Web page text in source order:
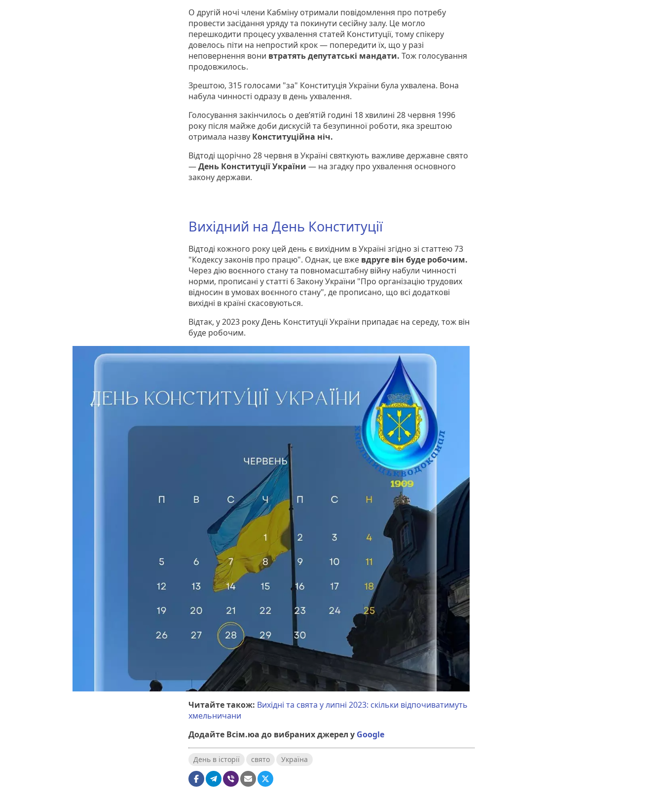
О другій ночі члени Кабміну отримали повідомлення про потребу
провести засідання уряду та покинути сесійну залу. Це могло
перешкодити процесу ухвалення статей Конституції, тому спікеру
довелось піти на непростий крок — попередити їх, що у разі
неповернення вони втратять депутатські мандати. Тож голосування
продовжилось.
Зрештою, 315 голосами "за" Конституція України була ухвалена. Вона
набула чинності одразу в день ухвалення.
Голосування закінчилось о дев’ятій годині 18 хвилині 28 червня 1996
року після майже доби дискусій та безупинної роботи, яка зрештою
отримала назву Конституційна ніч.
Відтоді щорічно 28 червня в Україні святкують важливе державне свято
—День Конституції України — на згадку про ухвалення основного
закону держави.
Вихідний на День Конституції
Відтоді кожного року цей день є вихідним в Україні згідно зі статтею 73
"Кодексу законів про працю". Однак, це вже вдруге він буде робочим.
Через дію воєнного стану та повномасштабну війну набули чинності
норми, прописані у статті 6 Закону України "Про організацію трудових
відносин в умовах воєнного стану", де прописано, що всі додаткові
вихідні в країні скасовуються.
Відтак, у 2023 року День Конституції України припадає на середу, тож він
буде робочим.
Читайте також: Вихідні та свята у липні 2023: скільки відпочиватимуть
хмельничани
Додайте Всім.юа до вибраних джерел у Google
День в історії свято Україна